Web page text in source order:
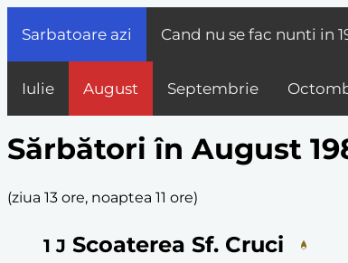
Sarbatoare azi Cand nu se fac nunti in
Iulie August Septembrie
Sărbători în August
(ziua 13 ore, noaptea 11 ore)
1 J Scoaterea Sf. Cruci